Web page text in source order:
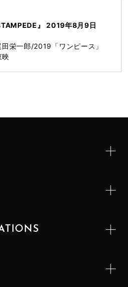
』 2019年8月9日
栄一郎/2019「ワンピース」